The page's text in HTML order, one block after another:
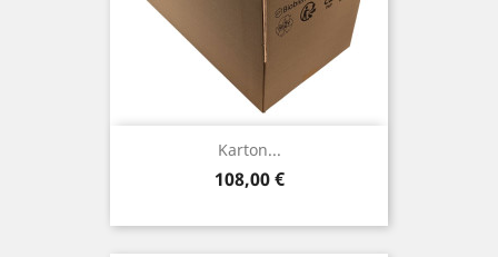
Karton...
Preis
108,00 €